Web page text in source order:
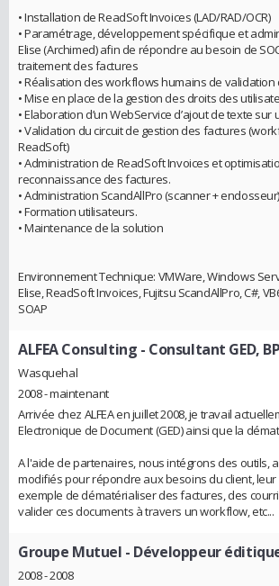
• Installation de ReadSoft Invoices (LAD/RAD/OCR)
• Paramétrage, développement spécifique et
Elise (Archimed) afin de répondre au besoin de
traitement des factures
• Réalisation des workflows humains de
• Mise en place de la gestion des droits des
• Elaboration d’un WebService d’ajout de texte sur
• Validation du circuit de gestion des factures
ReadSoft)
• Administration de ReadSoft Invoices et
reconnaissance des factures.
• Administration ScandAllPro (scanner +
• Formation utilisateurs.
• Maintenance de la solution
Environnement Technique: VMWare, Windows
Elise, ReadSoft Invoices, Fujitsu ScandAllPro, C#,
SOAP
ALFEA Consulting - Consultant GED,
Wasquehal
2008 - maintenant
Arrivée chez ALFEA en juillet 2008, je travail
Electronique de Document (GED) ainsi que la
A l'aide de partenaires, nous intégrons des outils,
modifiés pour répondre aux besoins du client,
exemple de dématérialiser des factures, des
valider ces documents à travers un workflow, etc...
Groupe Mutuel - Développeur
2008 - 2008